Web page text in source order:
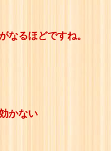
なるほどですね。
かない